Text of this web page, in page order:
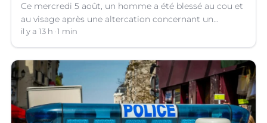
Ce mercredi 5 août, un homme a été blessé au cou et
au visage après une altercation concernant un
téléphone portable à Montpellier (Hérault).
il y a 13 h 1 min